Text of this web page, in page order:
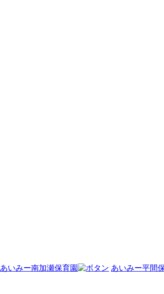
あいみー南加瀬保育園 あいみー平間